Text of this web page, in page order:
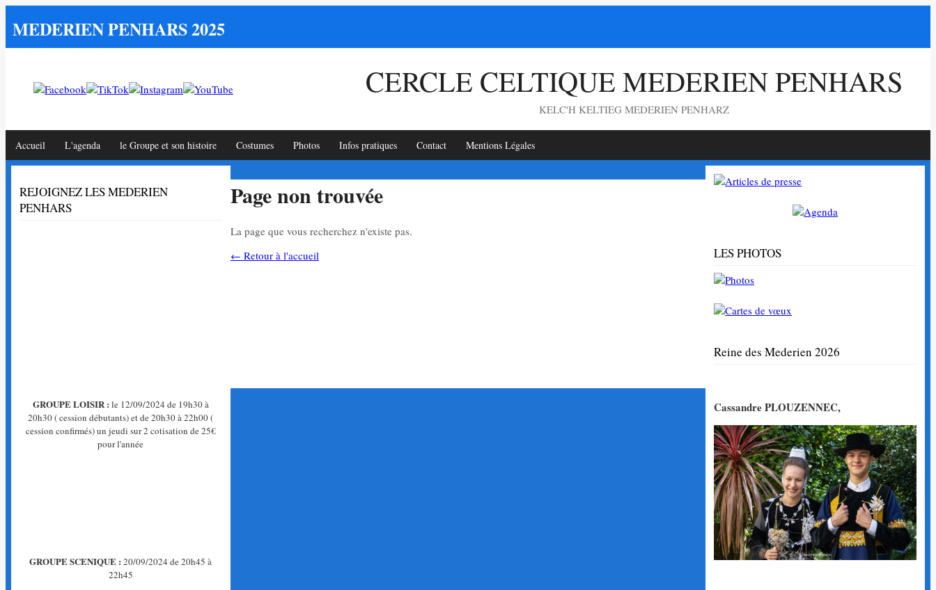
MEDERIEN PENHARS 2025
CERCLE CELTIQUE MEDERIEN PENHARS
KELC'H KELTIEG MEDERIEN PENHARZ
Accueil L'agenda le Groupe et son histoire Costumes Photos Infos pratiques Contact Mentions Légales
REJOIGNEZ LES MEDERIEN
PENHARS
GROUPE LOISIR : le 12/09/2024 de 19h30 à
20h30 ( cession débutants) et de 20h30 à 22h00 (
cession confirmés) un jeudi sur 2 cotisation de 25€
pour l'année
GROUPE SCENIQUE : 20/09/2024 de 20h45 à
22h45
Page non trouvée
La page que vous recherchez n'existe pas.
← Retour à l'accueil
LES PHOTOS
Reine des Mederien 2026
Cassandre PLOUZENNEC,